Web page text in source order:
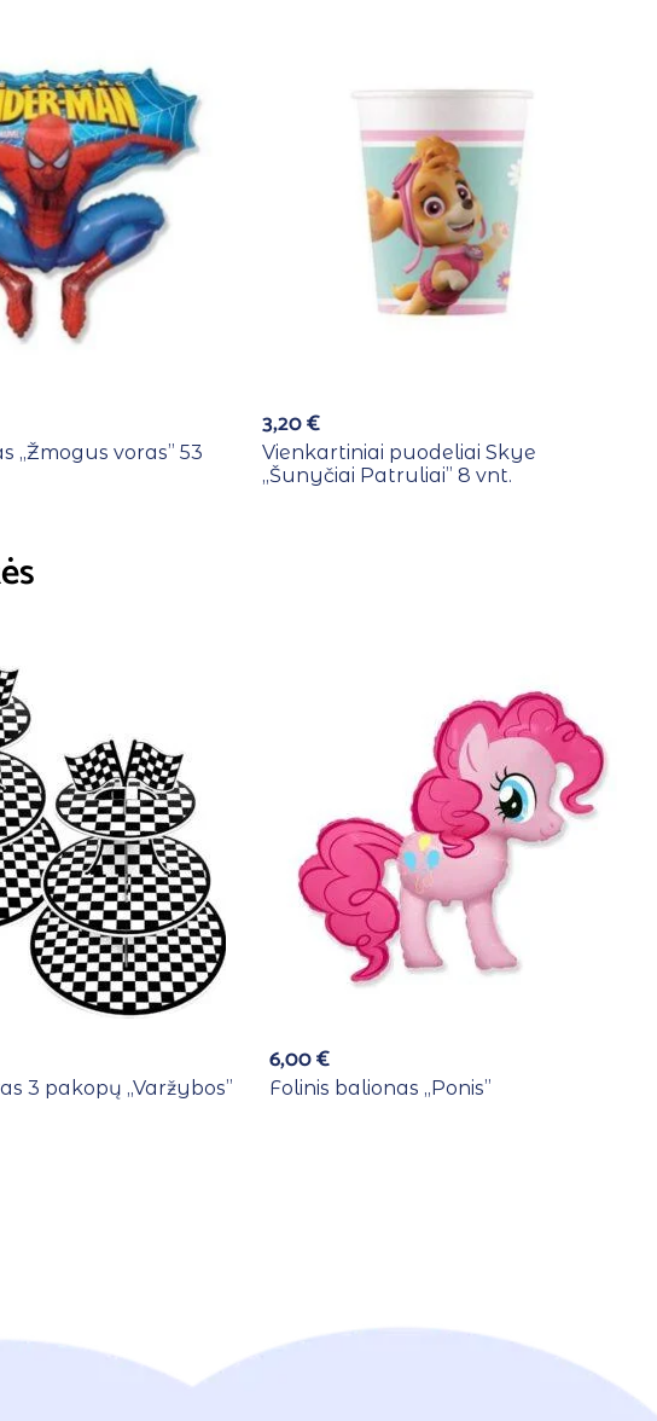
,,Žmogus voras” 53
3,20€
Vienkartiniai puodeliai Skye
,,Šunyčiai Patruliai” 8 vnt.
3 pakopų ,,Varžybos”
6,00€
Folinis balionas ,,Ponis”